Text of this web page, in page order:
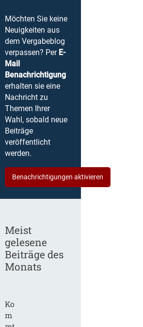
Möchten Sie keine
Neuigkeiten aus
dem Vergabeblog
verpassen? Per E-
Mail
Benachrichtigung
erhalten sie eine
Nachricht zu
Themen Ihrer
Wahl, sobald neue
Beiträge
veröffentlicht
werden.
Benachrichtigungen aktivieren
Meist
gelesene
Beiträge des
Monats
Ko
m